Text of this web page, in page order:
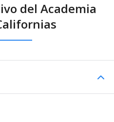
del Academia